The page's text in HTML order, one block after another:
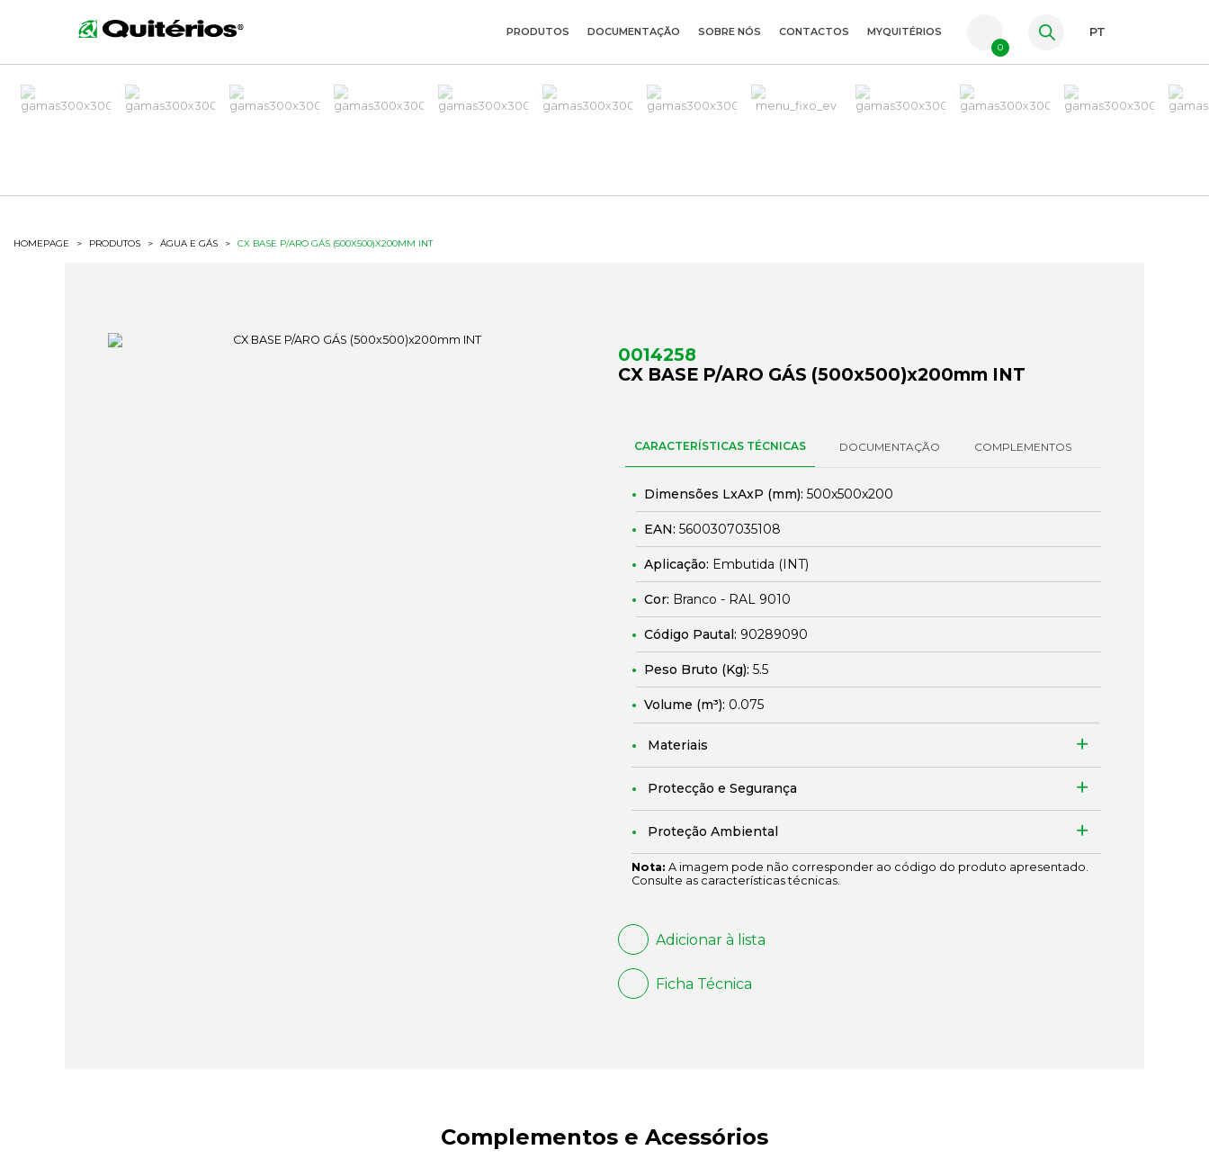
ES
PRODUTOS DOCUMENTAÇÃO SOBRE NÓS CONTACTOS MYQUITÉRIOS
0
PT
HOMEPAGE > PRODUTOS > ÁGUA E GÁS > CX BASE P/ARO GÁS (500X500)X200MM INT
0014258
CX BASE P/ARO GÁS (500x500)x200mm INT
CARACTERÍSTICAS TÉCNICAS DOCUMENTAÇÃO COMPLEMENTOS
Dimensões LxAxP (mm): 500x500x200
EAN: 5600307035108
Aplicação: Embutida (INT)
Cor: Branco - RAL 9010
Código Pautal: 90289090
Peso Bruto (Kg): 5.5
Volume (m³): 0.075
Materiais
Protecção e Segurança
Proteção Ambiental
Nota: A imagem pode não corresponder ao código do produto apresentado.
Consulte as características técnicas.
Adicionar à lista
Ficha Técnica
Complementos e Acessórios